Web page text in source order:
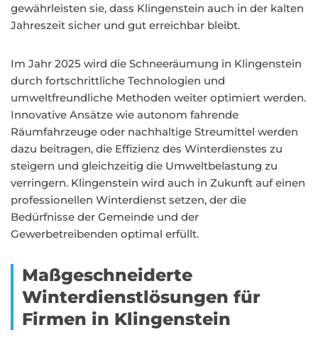
gewährleisten sie, dass Klingenstein auch in der kalten
Jahreszeit sicher und gut erreichbar bleibt.
Im Jahr 2025 wird die Schneeräumung in Klingenstein
durch fortschrittliche Technologien und
umweltfreundliche Methoden weiter optimiert werden.
Innovative Ansätze wie autonom fahrende
Räumfahrzeuge oder nachhaltige Streumittel werden
dazu beitragen, die Effizienz des Winterdienstes zu
steigern und gleichzeitig die Umweltbelastung zu
verringern. Klingenstein wird auch in Zukunft auf einen
professionellen Winterdienst setzen, der die
Bedürfnisse der Gemeinde und der
Gewerbetreibenden optimal erfüllt.
Maßgeschneiderte
Winterdienstlösungen für
Firmen in Klingenstein